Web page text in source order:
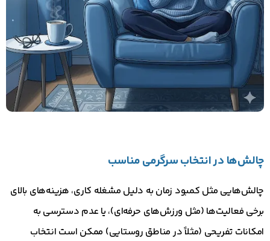
چالش‌ها در انتخاب سرگرمی مناسب
چالش‌هایی مثل کمبود زمان به دلیل مشغله کاری، هزینه‌های بالای
برخی فعالیت‌ها (مثل ورزش‌های حرفه‌ای)، یا عدم دسترسی به
امکانات تفریحی (مثلاً در مناطق روستایی) ممکن است انتخاب